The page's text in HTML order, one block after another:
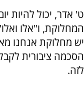
ט' אדר, יכול להיות
המחלוקת, ו"אלו
יש מחלוקת אנחנו
הסכמה ציבורית
לזה.